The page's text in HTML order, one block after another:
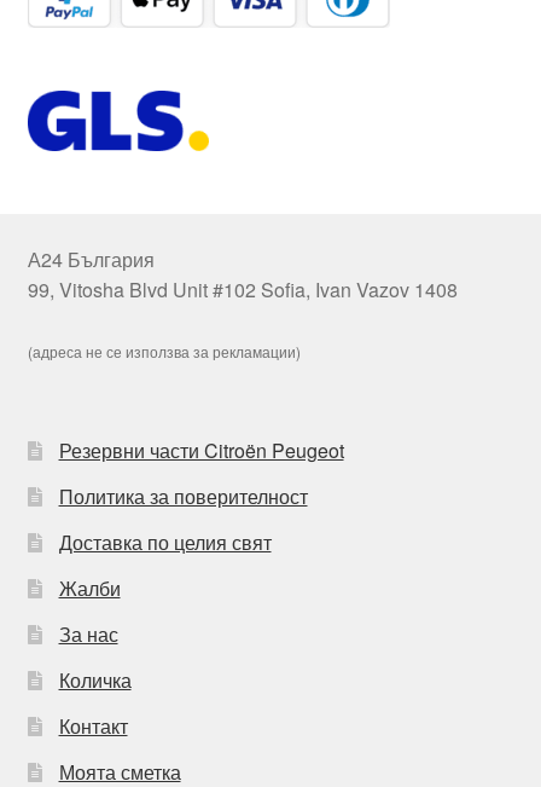
А24 България
99, Vitosha Blvd Unit #102 Sofia, Ivan Vazov 1408
(адреса не се използва за рекламации)
Резервни части Citroën Peugeot
Политика за поверителност
Доставка по целия свят
Жалби
За нас
Количка
Контакт
Моята сметка